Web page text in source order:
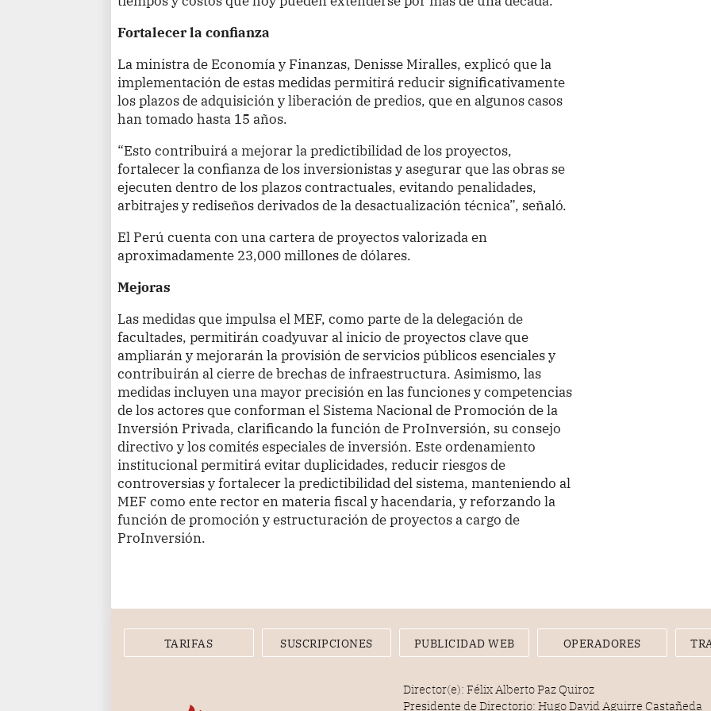
Fortalecer la confianza
La ministra de Economía y Finanzas, Denisse Miralles, explicó que la
implementación de estas medidas permitirá reducir significativamente
los plazos de adquisición y liberación de predios, que en algunos casos
han tomado hasta 15 años.
“Esto contribuirá a mejorar la predictibilidad de los proyectos,
fortalecer la confianza de los inversionistas y asegurar que las obras se
ejecuten dentro de los plazos contractuales, evitando penalidades,
arbitrajes y rediseños derivados de la desactualización técnica”, señaló.
El Perú cuenta con una cartera de proyectos valorizada en
aproximadamente 23,000 millones de dólares.
Mejoras
Las medidas que impulsa el MEF, como parte de la delegación de
facultades, permitirán coadyuvar al inicio de proyectos clave que
ampliarán y mejorarán la provisión de servicios públicos esenciales y
contribuirán al cierre de brechas de infraestructura. Asimismo, las
medidas incluyen una mayor precisión en las funciones y competencias
de los actores que conforman el Sistema Nacional de Promoción de la
Inversión Privada, clarificando la función de ProInversión, su consejo
directivo y los comités especiales de inversión. Este ordenamiento
institucional permitirá evitar duplicidades, reducir riesgos de
controversias y fortalecer la predictibilidad del sistema, manteniendo al
MEF como ente rector en materia fiscal y hacendaria, y reforzando la
función de promoción y estructuración de proyectos a cargo de
ProInversión.
TARIFAS SUSCRIPCIONES PUBLICIDAD WEB OPERADORES
Director(e): Félix Alberto Paz Quiroz
Presidente de Directorio: Hugo David Aguirre Castañeda